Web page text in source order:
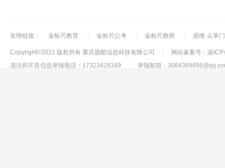
友情链接： 金标尺教育 金标尺公考 金标尺教师 鼎维·云掌门
Copyright©2021 版权所有 重庆题酷信息科技有限公司
网站备案号：渝
违法和不良信息举报电话：17323428169
举报邮箱：